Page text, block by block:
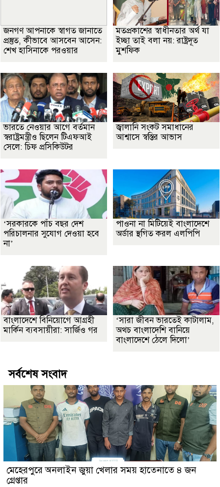
জনগণ আপনাকে স্বাগত জানাতে
প্রস্তুত, কীভাবে আসবেন আসেন:
শেখ হাসিনাকে পরওয়ার
মতপ্রকাশের স্বাধীনতার অর্থ যা
ইচ্ছা তাই বলা নয়: রাষ্ট্রদূত
মুশফিক
ভারতে নেওয়ার আগে বর্তমান
স্বরাষ্ট্রমন্ত্রীও ছিলেন টিএফআই
সেলে: চিফ প্রসিকিউটর
জ্বালানি সংকট সমাধানের
আশ্বাসে স্বস্তির আভাস
‘সরকারকে পাঁচ বছর দেশ
পরিচালনার সুযোগ দেওয়া হবে
না’
পাওনা না মিটিয়েই বাংলাদেশে
অর্ডার স্থগিত করল এলপিপি
বাংলাদেশে বিনিয়োগে আগ্রহী
মার্কিন ব্যবসায়ীরা: সার্জিও গর
‘সারা জীবন ভারতেই কাটালাম,
অথচ বাংলাদেশি বানিয়ে
বাংলাদেশে ঠেলে দিলো’
সর্বশেষ সংবাদ
মেহেরপুরে অনলাইন জুয়া খেলার সময় হাতেনাতে ৪ জন
গ্রেপ্তার